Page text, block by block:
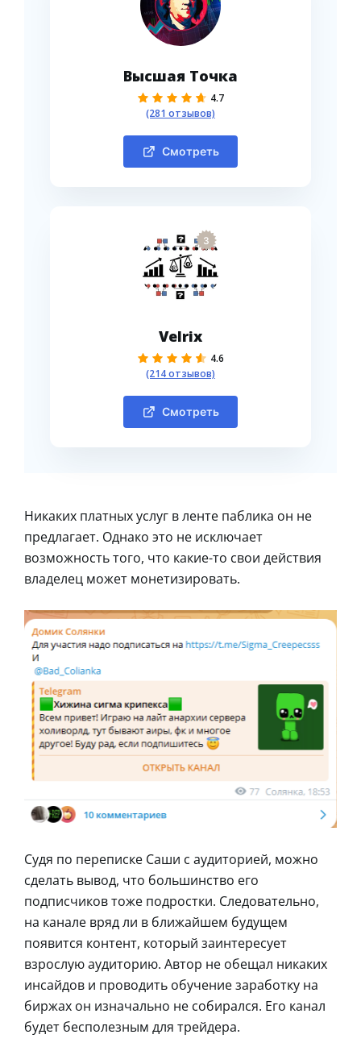
Высшая Точка
4.7
(281 отзывов)
Смотреть
3
Velrix
4.6
(214 отзывов)
Смотреть
Никаких платных услуг в ленте паблика он не
предлагает. Однако это не исключает
возможность того, что какие-то свои действия
владелец может монетизировать.
Судя по переписке Саши с аудиторией, можно
сделать вывод, что большинство его
подписчиков тоже подростки. Следовательно,
на канале вряд ли в ближайшем будущем
появится контент, который заинтересует
взрослую аудиторию. Автор не обещал никаких
инсайдов и проводить обучение заработку на
биржах он изначально не собирался. Его канал
будет бесполезным для трейдера.